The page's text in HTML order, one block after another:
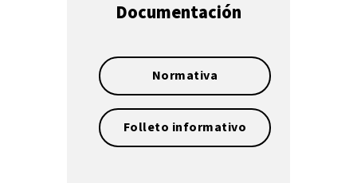
Documentación
Normativa
Folleto informativo